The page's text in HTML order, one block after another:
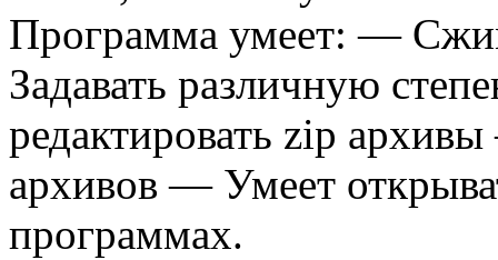
Программа умеет: —
Задавать различную
редактировать zip
архивов — Умеет
программах.